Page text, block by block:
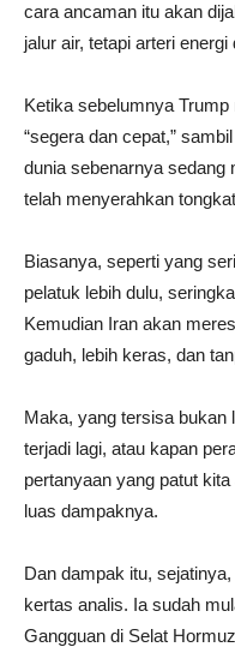
cara ancaman itu akan
jalur air, tetapi arteri energi
Ketika sebelumnya
“segera dan cepat,”
dunia sebenarnya sedang
telah menyerahkan
Biasanya, seperti yang
pelatuk lebih dulu,
Kemudian Iran akan
gaduh, lebih keras, dan
Maka, yang tersisa bukan
terjadi lagi, atau kapan
pertanyaan yang patut
luas dampaknya.
Dan dampak itu,
kertas analis. Ia sudah
Gangguan di Selat